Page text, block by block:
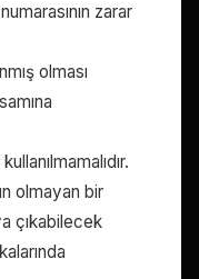
zarar
olması
olmayan bir
çıkabilecek